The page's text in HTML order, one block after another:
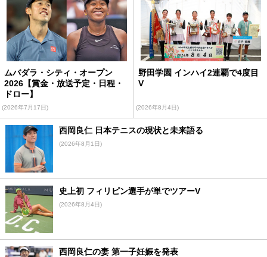
ムバダラ・シティ・オープン
2026【賞金・放送予定・日程・
ドロー】
(2026年7月17日)
野田学園 インハイ2連覇で4度目
V
(2026年8月4日)
西岡良仁 日本テニスの現状と未来語る
(2026年8月1日)
史上初 フィリピン選手が単でツアーV
(2026年8月4日)
西岡良仁の妻 第一子妊娠を発表